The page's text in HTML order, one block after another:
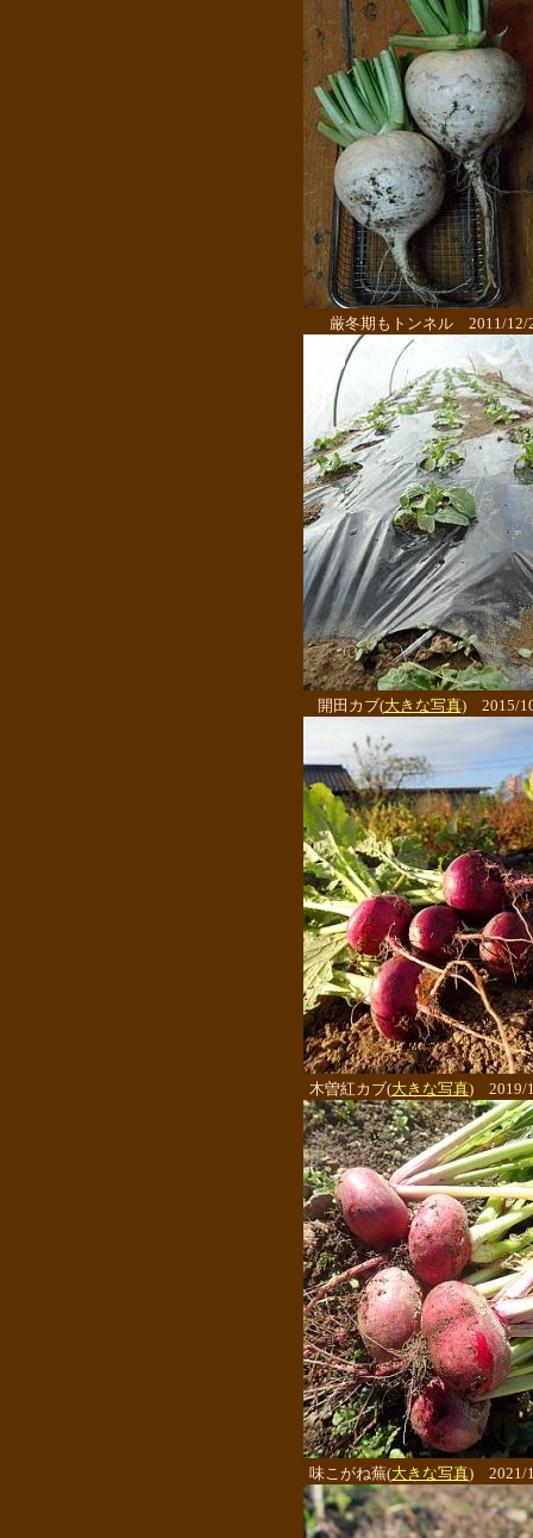
厳冬期もトンネル 2011/12/
開田カブ(大きな写真) 2015/
木曽紅カブ(大きな写真) 2019/
味こがね蕪(大きな写真) 2021/